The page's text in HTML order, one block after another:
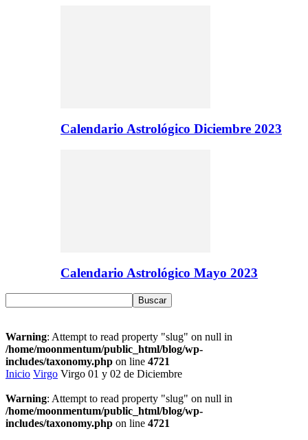
Calendario Astrológico Diciembre 2023
Calendario Astrológico Mayo 2023
Warning: Attempt to read property "slug" on null in
/home/moonmentum/public_html/blog/wp-
includes/taxonomy.php on line 4721
Inicio Virgo Virgo 01 y 02 de Diciembre
Warning: Attempt to read property "slug" on null in
/home/moonmentum/public_html/blog/wp-
includes/taxonomy.php on line 4721